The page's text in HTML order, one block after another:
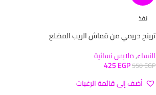
نفذ
ترينج حريمي من قماش الريب المضلع
النساء,ملابس نسائية
550EGP
425EGP
أضف إلى قائمة الرغبات